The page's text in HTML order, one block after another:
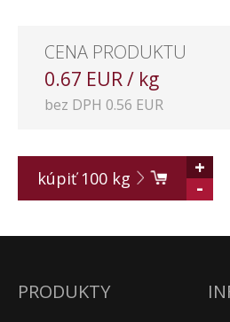
CENA PRODUKTU
0.67 EUR / kg
bez DPH 0.56 EUR
kúpiť100kg
+
-
PRODUKTY